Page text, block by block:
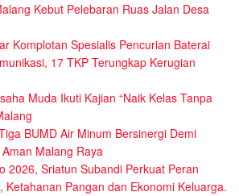
Kebut Pelebaran Ruas Jalan Desa
Komplotan Spesialis Pencurian Baterai
17 TKP Terungkap Kerugian
Muda Ikuti Kajian “Naik Kelas Tanpa
BUMD Air Minum Bersinergi Demi
Malang Raya
2026, Sriatun Subandi Perkuat Peran
Ketahanan Pangan dan Ekonomi Keluarga.